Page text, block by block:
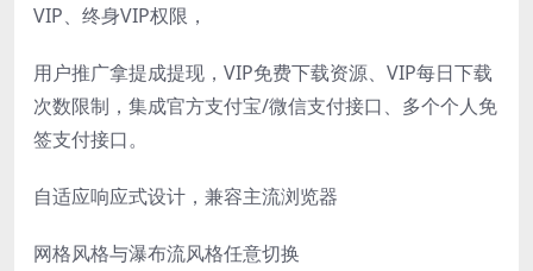
VIP、终身VIP权限，
用户推广拿提成提现，VIP免费下载资源、VIP每日下载
次数限制，集成官方支付宝/微信支付接口、多个个人免
签支付接口。
自适应响应式设计，兼容主流浏览器
网格风格与瀑布流风格任意切换